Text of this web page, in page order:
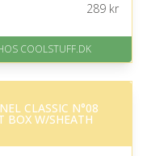
lager
Standard leveringstid
Trustpilot rating
289kr
COOLSTUFF.DK
CLASSIC N°08
BOX W/SHEATH